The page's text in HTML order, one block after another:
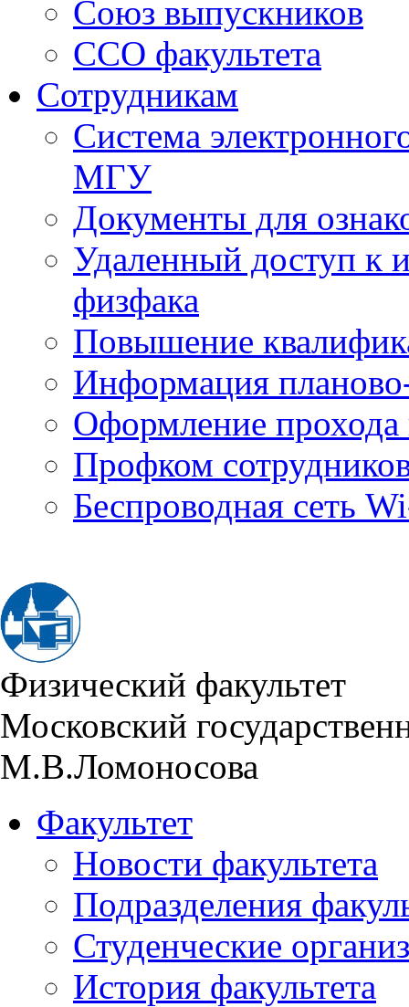
Союз выпускников
ССО факультета
Сотрудникам
Система
МГУ
Документы для
Удаленный доступ к
физфака
Повышение
Информация
Оформление прохода
Профком
Беспроводная сеть
Физический факультет
Московский
М.В.Ломоносова
Факультет
Новости факультета
Подразделения
Студенческие
История факультета